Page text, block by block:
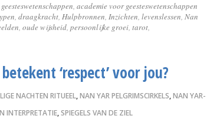
, academie voor geesteswetenschappen
, draagkracht, Hulpbronnen, Inzichten, levenslessen, Nan
, oude wijsheid, persoonlijke groei, tarot,
‘respect’ voor jou?
NACHTEN RITUEEL,NAN YAR PELGRIMSCIRKELS,NAN YAR-
INTERPRETATIE,SPIEGELS VAN DE ZIEL